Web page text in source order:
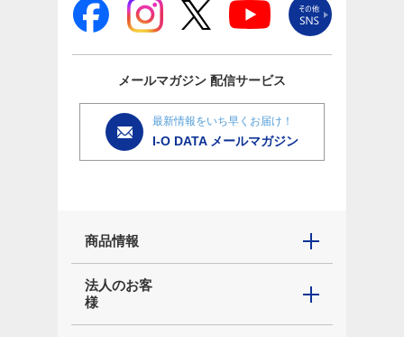
メールマガジン 配信サービス
最新情報をいち早くお届け！
I-O DATA メールマガジン
商品情報
法人のお客
様